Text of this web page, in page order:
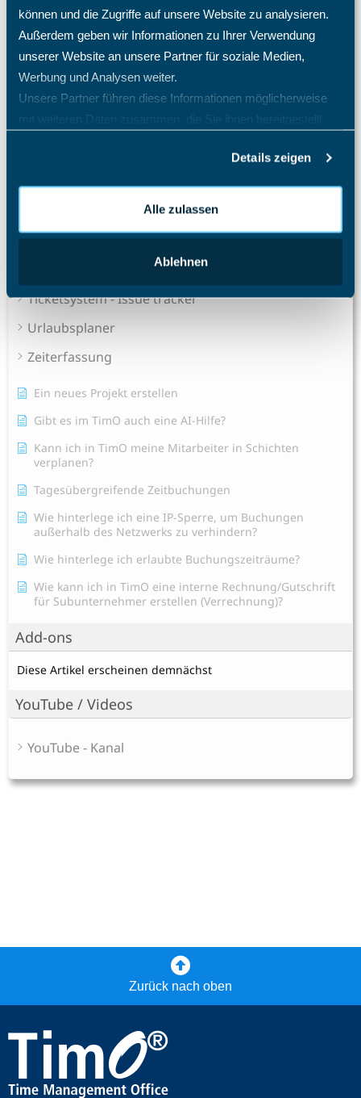
können und die Zugriffe auf unsere Website zu analysieren.
Außerdem geben wir Informationen zu Ihrer Verwendung
unserer Website an unsere Partner für soziale Medien,
Werbung und Analysen weiter.
Unsere Partner führen diese Informationen möglicherweise
mit weiteren Daten zusammen, die Sie ihnen bereitgestellt
Details zeigen
Alle zulassen
Ablehnen
Mitarbeiter E-Mail Benachrichtigung Konfiguration
Schulweg als Arbeitszeit
Tagesübergreifende Zeitbuchungen
Wie ändere ich die Zeitzone des Mitarbeiters?
Sales Pipeline
Schichtplaner - Ressourcenplaner
Spesenrechner - Reisekostenmanager
Teamkalender - Gruppenkalender
Ticketsystem - Issue tracker
Urlaubsplaner
Zeiterfassung
Ein neues Projekt erstellen
Gibt es im TimO auch eine AI-Hilfe?
Kann ich in TimO meine Mitarbeiter in Schichten
verplanen?
Tagesübergreifende Zeitbuchungen
Wie hinterlege ich eine IP-Sperre, um Buchungen
außerhalb des Netzwerks zu verhindern?
Wie hinterlege ich erlaubte Buchungszeiträume?
Wie kann ich in TimO eine interne Rechnung/Gutschrift
für Subunternehmer erstellen (Verrechnung)?
Add-ons
Diese Artikel erscheinen demnächst
YouTube / Videos
YouTube - Kanal
Zurück nach oben